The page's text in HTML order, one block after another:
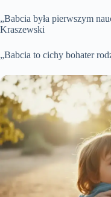
„Babcia była pierwszym
Kraszewski
„Babcia to cichy bohater